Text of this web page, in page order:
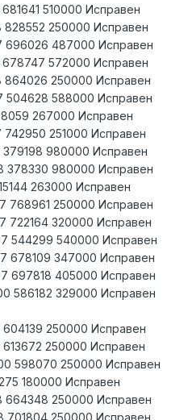
510000 Исправен
828552 250000 Исправен
696026 487000 Исправен
678747 572000 Исправен
864026 250000 Исправен
504628 588000 Исправен
267000 Исправен
742950 251000 Исправен
379198 980000 Исправен
378330 980000 Исправен
263000 Исправен
768961 250000 Исправен
722164 320000 Исправен
544299 540000 Исправен
678109 347000 Исправен
697818 405000 Исправен
586182 329000 Исправен
604139 250000 Исправен
250000 Исправен
598070 250000 Исправен
180000 Исправен
664348 250000 Исправен